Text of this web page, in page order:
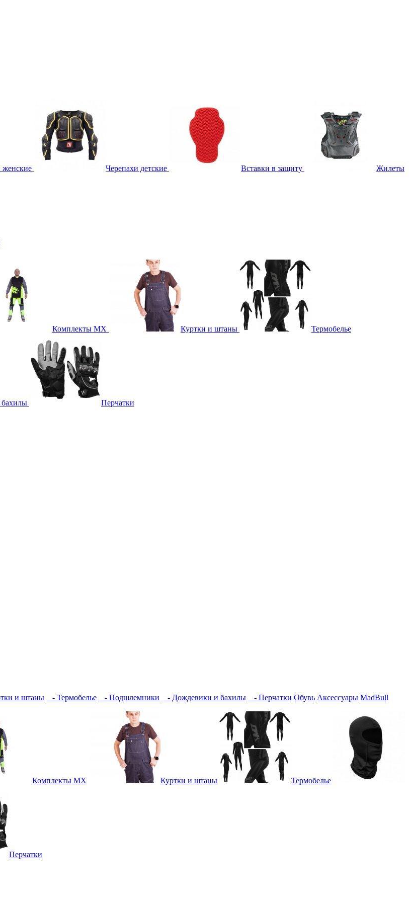
женские Черепахи детские Вставки в защиту Жилеты
Комплекты MX Куртки и штаны Термобелье
Перчатки
и штаны - Термобелье - Подшлемники - Дождевики и бахилы - Перчатки Обувь Аксессуары MadBull
Комплекты MX Куртки и штаны Термобелье
Перчатки